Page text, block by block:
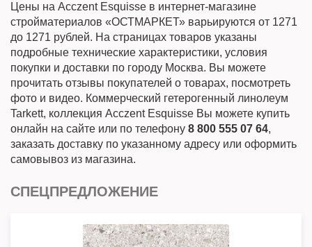
Цены на Acczent Esquisse в интернет-магазине
стройматериалов «ОСТМАРКЕТ» варьируются от 1271
до 1271 рублей. На страницах товаров указаны
подробные технические характеристики, условия
покупки и доставки по городу Москва. Вы можете
прочитать отзывы покупателей о товарах, посмотреть
фото и видео. Коммерческий гетерогенный линолеум
Tarkett, коллекция Acczent Esquisse Вы можете купить
онлайн на сайте или по телефону 8 800 555 07 64,
заказать доставку по указанному адресу или оформить
самовывоз из магазина.
СПЕЦПРЕДЛОЖЕНИЕ